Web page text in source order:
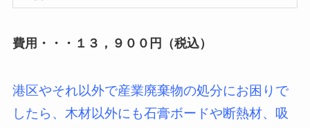
費用・・・１３，９００円 （税込）
港区やそれ以外で産業廃棄物の処分にお困りで
したら、木材以外にも石膏ボードや断熱材、吸